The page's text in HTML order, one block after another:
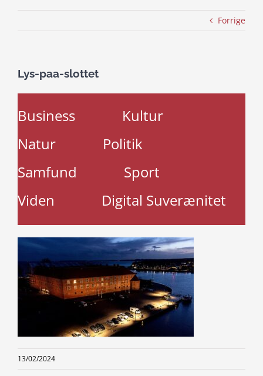
Forrige
Lys-paa-slottet
Business
Kultur
Natur
Politik
Samfund
Sport
Viden
Digital Suverænitet
13/02/2024